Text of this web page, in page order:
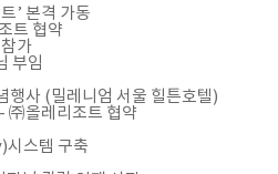
’ 본격 가동
트 협약
가
부임
행사 (밀레니엄 서울 힐튼호텔)
㈜올레리조트 협약
스템 구축